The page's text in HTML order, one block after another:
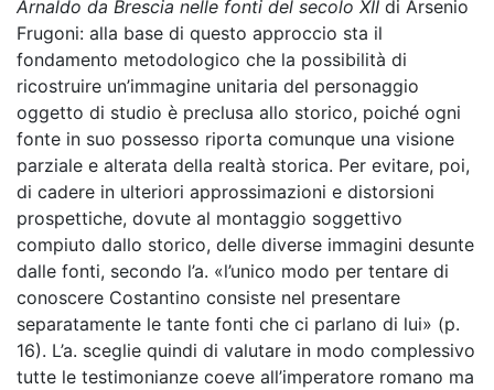
Arnaldo da Brescia nelle fonti del secolo XII di Arsenio
Frugoni: alla base di questo approccio sta il
fondamento metodologico che la possibilità di
ricostruire un’immagine unitaria del personaggio
oggetto di studio è preclusa allo storico, poiché ogni
fonte in suo possesso riporta comunque una visione
parziale e alterata della realtà storica. Per evitare, poi,
di cadere in ulteriori approssimazioni e distorsioni
prospettiche, dovute al montaggio soggettivo
compiuto dallo storico, delle diverse immagini desunte
dalle fonti, secondo l’a. «l’unico modo per tentare di
conoscere Costantino consiste nel presentare
separatamente le tante fonti che ci parlano di lui» (p.
16). L’a. sceglie quindi di valutare in modo complessivo
tutte le testimonianze coeve all’imperatore romano ma